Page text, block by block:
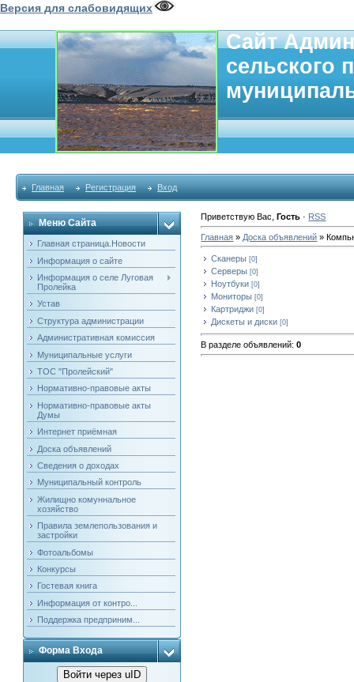
Версия для слабовидящих
Сайт
сельского
Главная Регистрация Вход
Меню Сайта
Главная страница.Новости
Информация о сайте
Информация о селе Луговая
Пролейка
Устав
Структура администрации
Административная комиссия
Муниципальные услуги
ТОС "Пролейский"
Нормативно-правовые акты
Нормативно-правовые акты
Думы
Интернет приёмная
Доска объявлений
Сведения о доходах
Муниципальный контроль
Жилищно комуннальное
хозяйство
Правила землепользования и
застройки
Фотоальбомы
Конкурсы
Гостевая книга
Информация от контро...
Поддержка предприним...
Форма Входа
Войти через uID
Приветствую Вас Гость · RSS
Главная » Доска объявлений »
Сканеры [0]
Серверы [0]
Ноутбуки [0]
Мониторы [0]
Картриджи [0]
Дискеты и диски [0]
В разделе объявлений:0